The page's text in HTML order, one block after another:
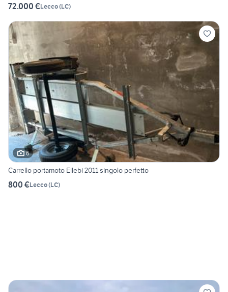
72.000 €Lecco(LC)
6
Carrello portamoto Ellebi 2011 singolo perfetto
800 €Lecco(LC)